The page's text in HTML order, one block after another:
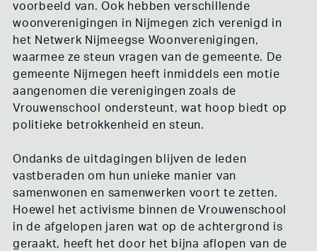
voorbeeld van. Ook hebben verschillende
woonverenigingen in Nijmegen zich verenigd in
het Netwerk Nijmeegse Woonverenigingen,
waarmee ze steun vragen van de gemeente. De
gemeente Nijmegen heeft inmiddels een motie
aangenomen die verenigingen zoals de
Vrouwenschool ondersteunt, wat hoop biedt op
politieke betrokkenheid en steun.
Ondanks de uitdagingen blijven de leden
vastberaden om hun unieke manier van
samenwonen en samenwerken voort te zetten.
Hoewel het activisme binnen de Vrouwenschool
in de afgelopen jaren wat op de achtergrond is
geraakt, heeft het door het bijna aflopen van de